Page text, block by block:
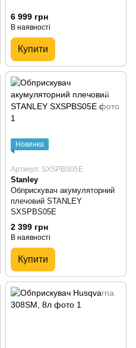
6 999 грн
В наявності
Купити
Новинка
Артикул: SXSPBS05E
Stanley
Обприскувач акумуляторний
плечовий STANLEY
SXSPBS05E
2 399 грн
В наявності
Купити